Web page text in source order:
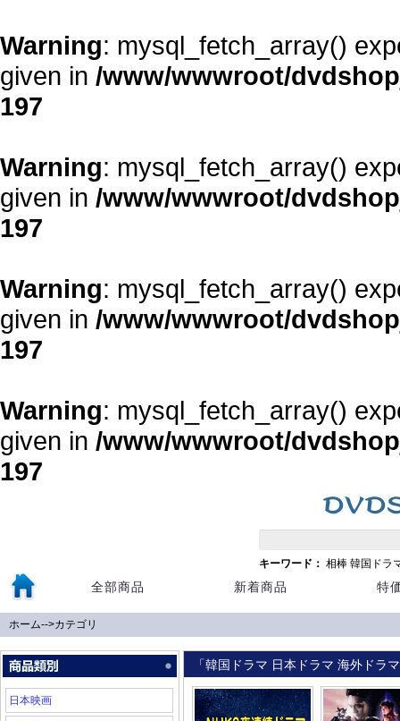
Warning: mysql_fetch_array()
given in /www/wwwroot/
197
Warning: mysql_fetch_array()
given in /www/wwwroot/
197
Warning: mysql_fetch_array()
given in /www/wwwroot/
197
Warning: mysql_fetch_array()
given in /www/wwwroot/
197
キーワード： 相棒 韓国ドラ
全部商品 新着商品 特
ホーム-->カテゴリ
日本映画
「韓国ドラマ 日本ドラマ 海外ドラ